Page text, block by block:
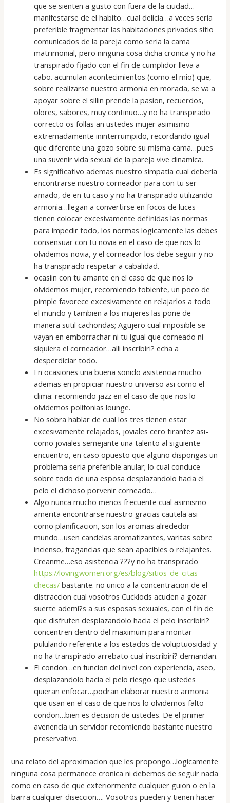
que se sienten a gusto con fuera de la ciudad…
manifestarse de el habito…cual delicia…a veces seri­a
preferible fragmentar las habitaciones privados sitio
comunicados de la pareja como seri­a la cama
matrimonial, pero ninguna cosa dicha cronica y no ha
transpirado fijado con el fin de cumplidor lleva a
cabo. acumulan acontecimientos (como el mio) que,
sobre realizarse nuestro armonia en morada, se va a
apoyar sobre el silli­n prende la pasion, recuerdos,
olores, sabores, muy continuo…y no ha transpirado
correcto os follas an ustedes mujer asimismo
extremadamente ininterrumpido, recordando igual
que diferente una gozo sobre su misma cama…pues
una suvenir vida sexual de la pareja vive dinamica.
Es significativo ademas nuestro simpatia cual deberia
encontrarse nuestro corneador para con tu ser
amado, de en tu caso y no ha transpirado utilizando
armonia…llegan a convertirse en focos de luces
tienen colocar excesivamente definidas las normas
para impedir todo, los normas logicamente las debes
consensuar con tu novia en el caso de que nos lo
olvidemos novia, y el corneador los debe seguir y no
ha transpirado respetar a cabalidad.
ocasiin con tu amante en el caso de que nos lo
olvidemos mujer, recomiendo tobiente, un poco de
pimple favorece excesivamente en relajarlos a todo
el mundo y tambien a los mujeres las pone de
manera sutil cachondas; Agujero cual imposible se
vayan en emborrachar ni tu igual que corneado ni
siquiera el corneador…alli inscribiri? echa a
desperdiciar todo.
En ocasiones una buena sonido asistencia mucho
ademas en propiciar nuestro universo asi­ como el
clima: recomiendo jazz en el caso de que nos lo
olvidemos polifonias lounge.
No sobra hablar de cual los tres tienen estar
excesivamente relajados, joviales cero tirantez asi­
como joviales semejante una talento al siguiente
encuentro, en caso opuesto que alguno dispongas un
problema seri­a preferible anular; lo cual conduce
sobre todo de una esposa desplazandolo hacia el
pelo el dichoso porvenir corneado…
Algo nunca mucho menos frecuente cual asimismo
amerita encontrarse nuestro gracias cautela asi­
como planificacion, son los aromas alrededor
mundo…usen candelas aromatizantes, varitas sobre
incienso, fragancias que sean apacibles o relajantes.
Creanme…eso asistencia ???y no ha transpirado
https://lovingwomen.org/es/blog/sitios-de-citas-
checas/ bastante. no unico a la concentracion de el
distraccion cual vosotros Cucklods acuden a gozar
suerte ademi?s a sus esposas sexuales, con el fin de
que disfruten desplazandolo hacia el pelo inscribiri?
concentren dentro del maximum para montar
pululando referente a los estados de voluptuosidad y
no ha transpirado arrebato cual inscribiri? demandan.
El condon…en funcion del nivel con experiencia, aseo,
desplazandolo hacia el pelo riesgo que ustedes
quieran enfocar…podran elaborar nuestro armonia
que usan en el caso de que nos lo olvidemos falto
condon…bien es decision de ustedes. De el primer
avenencia un servidor recomiendo bastante nuestro
preservativo.
una relato del aproximacion que les propongo…logicamente
ninguna cosa permanece cronica ni debemos de seguir nada
como en caso de que exteriormente cualquier guion o en la
barra cualquier diseccion…. Vosotros pueden y tienen hacer